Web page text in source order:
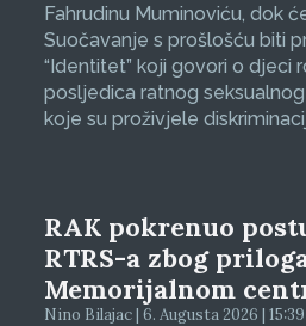
Fahrudinu Muminoviću, dok
Suočavanje s prošlošću biti
“Identitet” koji govori o djeci
posljedica ratnog
koje su proživjele
RAK pokrenuo
RTRS-a zbog
Memorijalnom
Nino Bilajac | 6. Augusta 2026 | 15:39